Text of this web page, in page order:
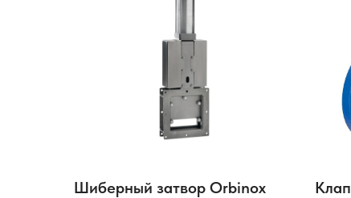
Шиберный затвор Orbinox